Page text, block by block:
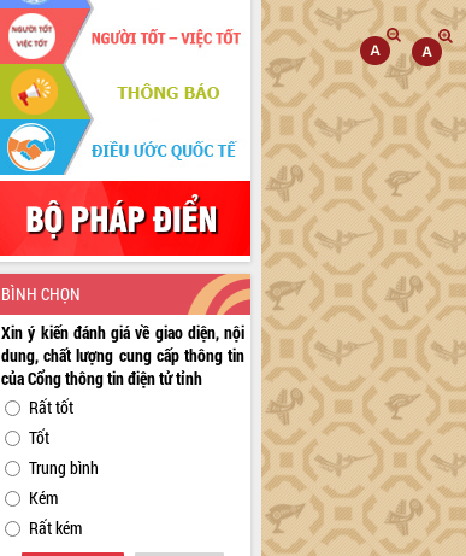
BÌNH CHỌN
Xin ý kiến đánh giá về giao diện, nội
dung, chất lượng cung cấp thông tin
của Cổng thông tin điện tử tỉnh
Rất tốt
Tốt
Trung bình
Kém
Rất kém